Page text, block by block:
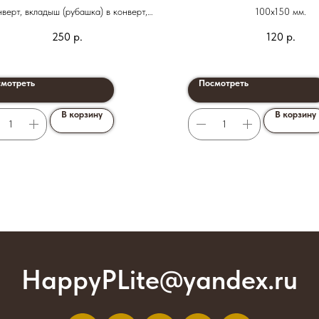
вкладыш (рубашка) в конверт,
250 р.
В корзину
100х150 мм.
120 р.
Посмотреть
В корзину
HappyPLite@yandex.ru